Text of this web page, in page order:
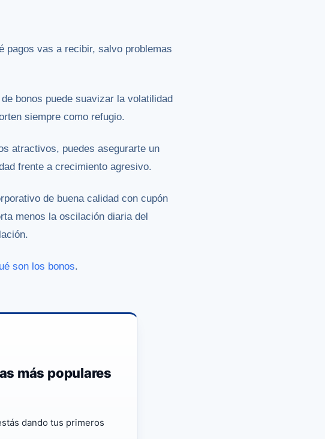
pagos vas a recibir, salvo problemas
bonos puede suavizar la volatilidad
siempre como refugio.
atractivos, puedes asegurarte un
frente a crecimiento agresivo.
de buena calidad con cupón
menos la oscilación diaria del
son los bonos.
más populares
dando tus primeros